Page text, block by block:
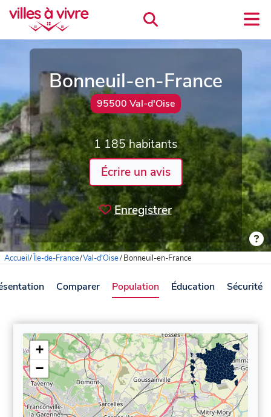
Bonneuil-en-France
95500 Val-d'Oise
1 185 habitants
Écrire un avis
Enregistrer
Accueil/Île-de-France/Val-d'Oise/Bonneuil-en-France
Comparer Population Éducation Sécurité
+
−